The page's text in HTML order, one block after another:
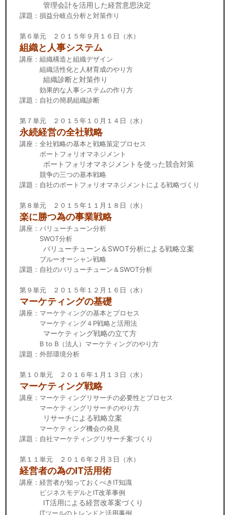
管理会計を活用した経営意思決定
課題：損益分岐点分析と対策作り
第６単元 ２０１５年９月１６日（水）
組織と人事システム
講座：組織構造と組織デザイン
組織活性化と人材育成のやり方
組織診断と対策作り
効果的な人事システムの作り方
課題：自社の簡易組織診断
第７単元 ２０１５年１０月１４日（水）
永続経営の全社戦略
講座：全社戦略の基本と戦略策定プロセス
ポートフォリオマネジメント
ポートフォリオマネジメントを使った競合対策
競争の三つの基本戦略
課題：自社のポートフォリオマネジメントによる戦略づくり
第８単元 ２０１５年１１月１８日（水）
楽に勝つ為の事業戦略
講座：バリューチューン分析
SWOT分析
バリューチューン＆SWOT分析による戦略立案
ブルーオーシャン戦略
課題：自社のバリューチューン＆SWOT分析
第９単元 ２０１５年１２月１６日（水）
マーケティングの基礎
講座：マーケティングの基本とプロセス
マーケティング４P戦略と活用法
マーケティング戦略の立て方
B to B（法人）マーケティングのやり方
課題：外部環境分析
第１０単元 ２０１６年１月１３日（水）
マーケティング戦略
講座：マーケティングリサーチの必要性とプロセス
マーケティングリサーチのやり方
リサーチによる戦略立案
マーケティング機会の発見
課題：自社マーケティングリサーチ案づくり
第１１単元 ２０１６年２月３日（水）
経営者の為のIT活用術
講座：経営者が知っておくべきIT知識
ビジネスモデルとIT改革事例
IT活用による経営改革案づくり
ITツールのトレンドと活用事例